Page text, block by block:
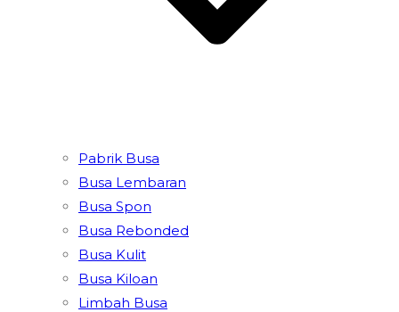
Pabrik Busa
Busa Lembaran
Busa Spon
Busa Rebonded
Busa Kulit
Busa Kiloan
Limbah Busa